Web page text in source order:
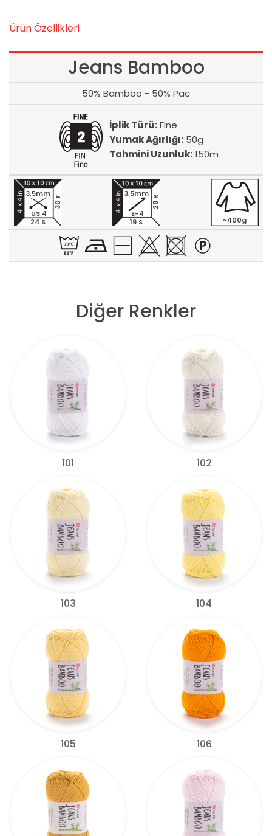
Ürün Özellikleri
Jeans Bamboo
50% Bamboo - 50% Pac
İplik Türü:Fine
Yumak Ağırlığı: 50g
Tahmini Uzunluk:150m
24 S
30 r
3,5mm
US 4
19 S
28 R
3,5mm
E-4
~400g
Diğer Renkler
101 102
103 104
105 106